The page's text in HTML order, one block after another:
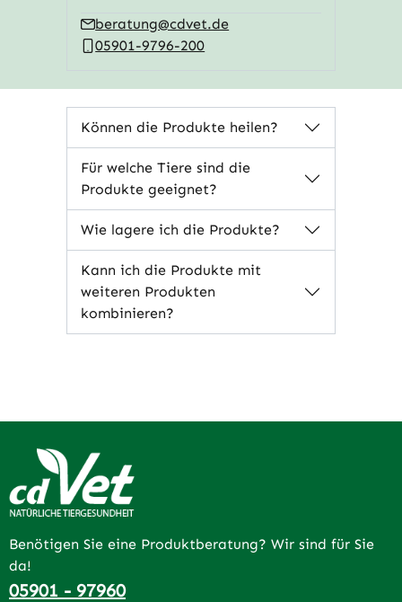
beratung@cdvet.de
05901-9796-200
Können die Produkte heilen?
Für welche Tiere sind die
Produkte geeignet?
Wie lagere ich die Produkte?
Kann ich die Produkte mit
weiteren Produkten
kombinieren?
Benötigen Sie eine Produktberatung? Wir sind für Sie
da!
05901 - 97960